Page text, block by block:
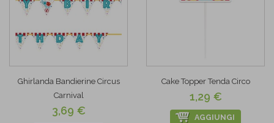
Ghirlanda Bandierine Circus
Carnival
3,69 €
Cake Topper Tenda Circo
1,29 €
AGGIUNGI